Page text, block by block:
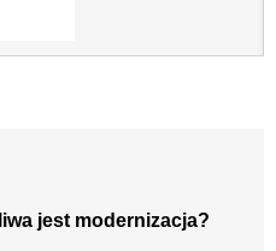
jest modernizacja?